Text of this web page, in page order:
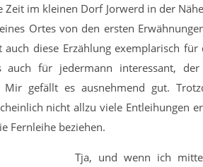
Zeit im kleinen Dorf Jorwerd in der
Ortes von den ersten
auch diese Erzählung exemplarisch
auch für jedermann interessant,
Mir gefällt es ausnehmend gut.
nicht allzu viele Entleihungen
Fernleihe beziehen.
Tja, und wenn ich